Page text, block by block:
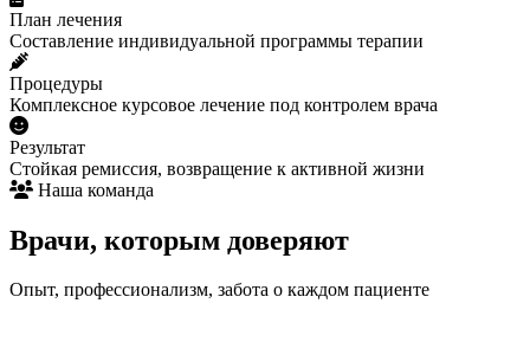
План лечения
Составление индивидуальной программы терапии
Процедуры
Комплексное курсовое лечение под контролем врача
Результат
Стойкая ремиссия, возвращение к активной жизни
Наша команда
Врачи, которым доверяют
Опыт, профессионализм, забота о каждом пациенте